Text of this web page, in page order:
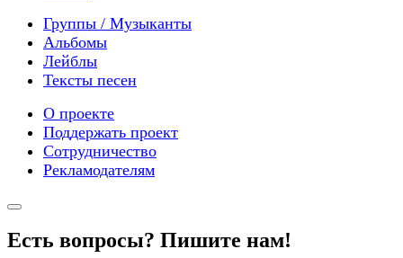
Группы / Музыканты
Альбомы
Лейблы
Тексты песен
О проекте
Поддержать проект
Сотрудничество
Рекламодателям
Есть вопросы? Пишите нам!